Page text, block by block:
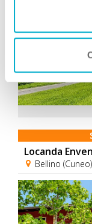
Locanda
Bellino